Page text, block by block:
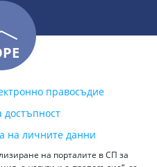
правосъдие
достъпност
на личните данни
на порталите в СП за